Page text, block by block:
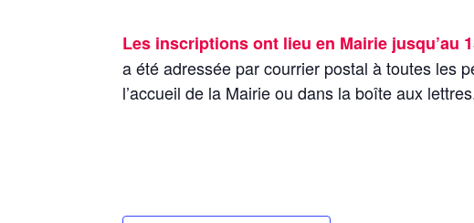
Les inscriptions ont lieu en Mairie jusqu’au
a été adressée par courrier postal à toutes les
l’accueil de la Mairie ou dans la boîte aux